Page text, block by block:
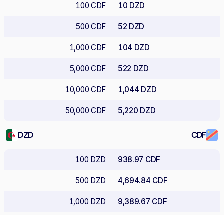
100 CDF 10 DZD
500 CDF 52 DZD
1,000 CDF 104 DZD
5,000 CDF 522 DZD
10,000 CDF 1,044 DZD
50,000 CDF 5,220 DZD
DZD CDF
100 DZD 938.97 CDF
500 DZD 4,694.84 CDF
1,000 DZD 9,389.67 CDF